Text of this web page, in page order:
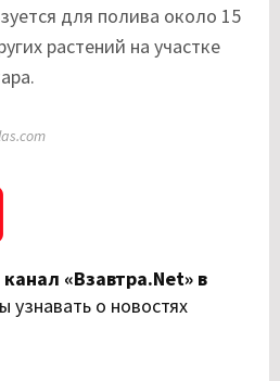
для полива около 15
растений на участке
канал «Взавтра.Net» в
узнавать о новостях